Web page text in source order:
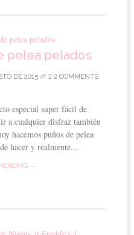
pelea pelados
DE 2015// 2 COMMENTS
especial super fácil de
a cualquier disfraz también
hacemos puños de pelea
hacer y realmente...
→